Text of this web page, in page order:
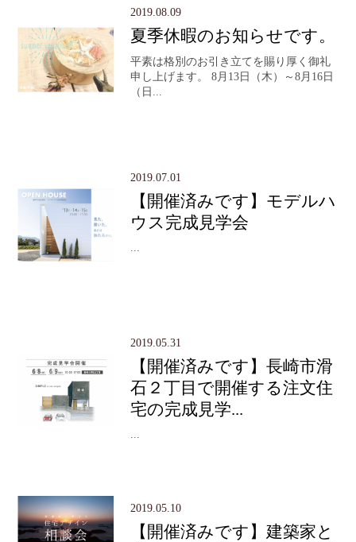
2019.08.09
夏季休暇のお知らせです。
平素は格別のお引き立てを賜り厚く御礼
申し上げます。 8月13日（木）～8月16日
（日...
2019.07.01
【開催済みです】モデルハ
ウス完成見学会
2019.05.31
【開催済みです】長崎市滑
石２丁目で開催する注文住
宅の完成見学...
2019.05.10
【開催済みです】建築家と